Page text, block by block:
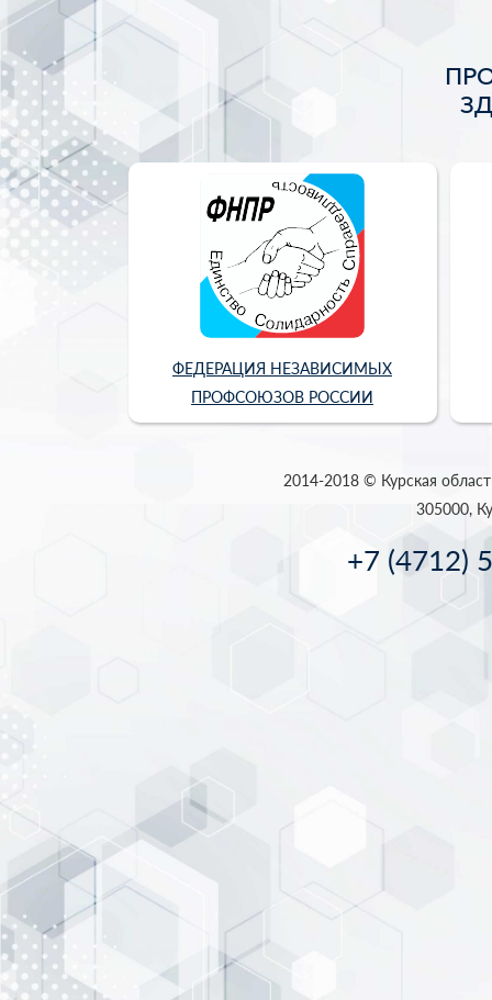
ФЕДЕРАЦИЯ НЕЗАВИСИМЫХ
ПРОФСОЮЗОВ РОССИИ
2014-2018 © Курская
305000,
+7 (4712)